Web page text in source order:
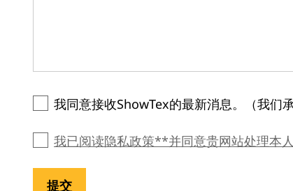
我同意接收ShowTex的最新消息。（我们
我已阅读隐私政策**并同意贵网站处理本